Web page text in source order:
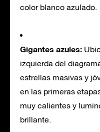
color blanco azulado.
Gigantes azules:
izquierda del
estrellas masivas y
en las primeras
muy calientes y
brillante.